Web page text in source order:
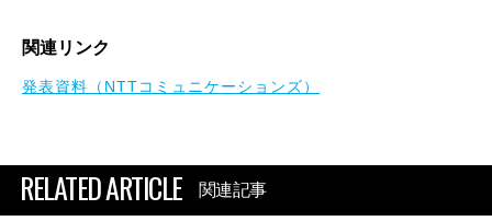
関連リンク
発表資料（NTTコミュニケーションズ）
RELATED ARTICLE 関連記事